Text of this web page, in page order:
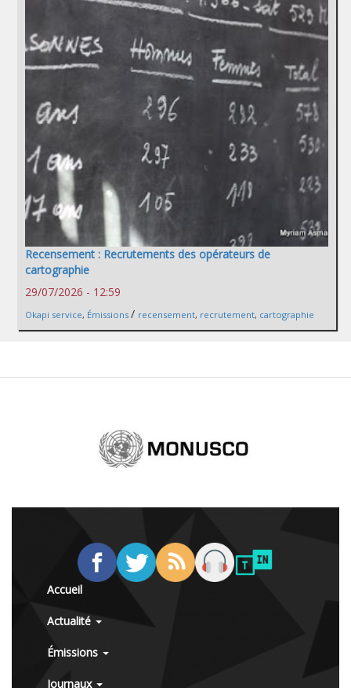
Recensement : Recrutements des opérateurs de
cartographie
29/07/2026 - 12:59
Okapi service, Émissions / recensement, recrutement, cartographie
Accueil
Actualité
Émissions
Journaux